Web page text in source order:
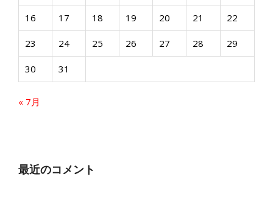
16 17 18 19 20 21 22
23 24 25 26 27 28 29
30 31
« 7月
最近のコメント